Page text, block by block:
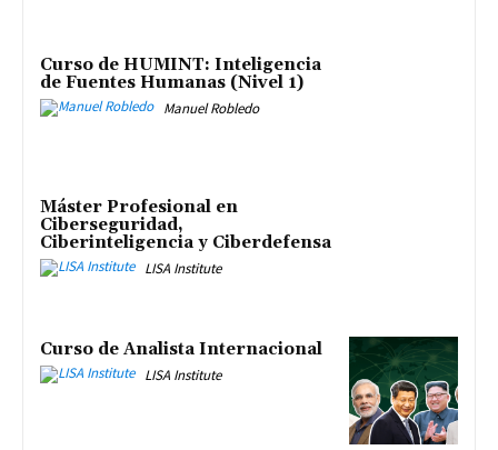
Curso de HUMINT: Inteligencia
de Fuentes Humanas (Nivel 1)
Manuel Robledo
Máster Profesional en
Ciberseguridad,
Ciberinteligencia y Ciberdefensa
LISA Institute
Curso de Analista Internacional
LISA Institute